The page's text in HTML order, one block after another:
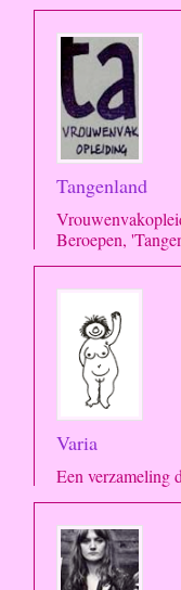
Tangenland
Beroepen,
Varia
Een verzameling